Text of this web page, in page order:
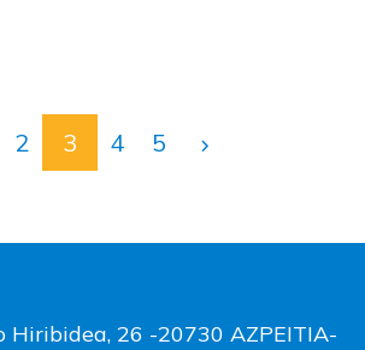
2 3 4 5
Hiribidea, 26 -20730 AZPEITIA-